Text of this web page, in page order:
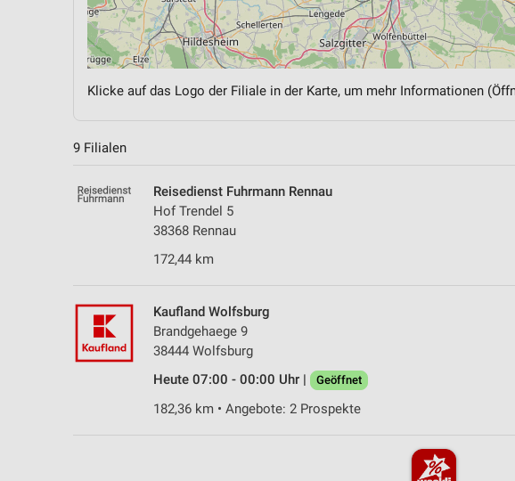
Klicke auf das Logo der Filiale in der Karte, um mehr Informationen
9 Filialen
Reisedienst Fuhrmann Rennau
Hof Trendel 5
38368 Rennau
172,44 km
Kaufland Wolfsburg
Brandgehaege 9
38444 Wolfsburg
Heute 07:00 - 00:00 Uhr |
Geöffnet
182,36 km • Angebote: 2 Prospekte